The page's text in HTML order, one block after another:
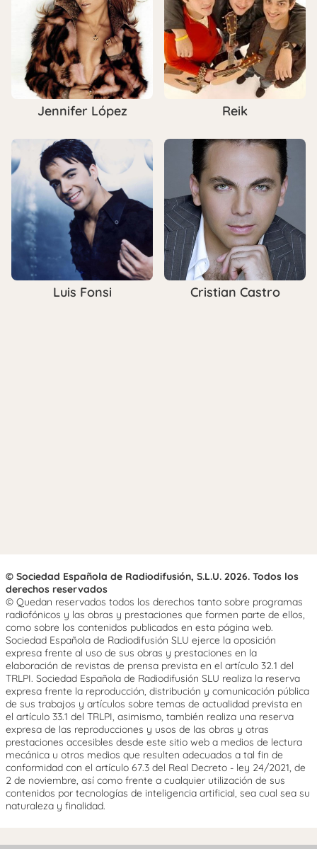
Jennifer López Reik
Luis Fonsi Cristian Castro
© Sociedad Española de Radiodifusión, S.L.U. 2026. Todos los
derechos reservados
© Quedan reservados todos los derechos tanto sobre programas
radiofónicos y las obras y prestaciones que formen parte de ellos,
como sobre los contenidos publicados en esta página web.
Sociedad Española de Radiodifusión SLU ejerce la oposición
expresa frente al uso de sus obras y prestaciones en la
elaboración de revistas de prensa prevista en el artículo 32.1 del
TRLPI. Sociedad Española de Radiodifusión SLU realiza la reserva
expresa frente la reproducción, distribución y comunicación pública
de sus trabajos y artículos sobre temas de actualidad prevista en
el artículo 33.1 del TRLPI, asimismo, también realiza una reserva
expresa de las reproducciones y usos de las obras y otras
prestaciones accesibles desde este sitio web a medios de lectura
mecánica u otros medios que resulten adecuados a tal fin de
conformidad con el artículo 67.3 del Real Decreto - ley 24/2021, de
2 de noviembre, así como frente a cualquier utilización de sus
contenidos por tecnologías de inteligencia artificial, sea cual sea su
naturaleza y finalidad.